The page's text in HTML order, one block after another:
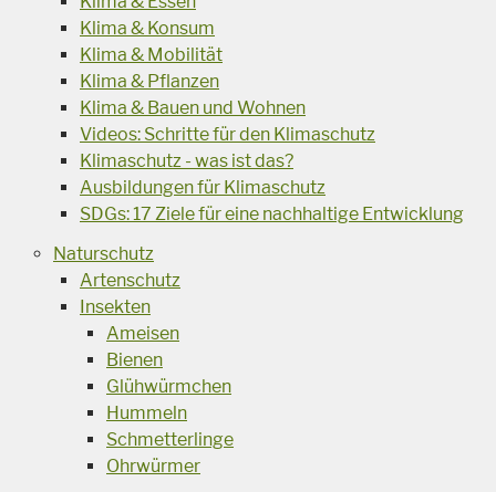
Klima & Konsum
Klima & Mobilität
Klima & Pflanzen
Klima & Bauen und Wohnen
Videos: Schritte für den Klimaschutz
Klimaschutz - was ist das?
Ausbildungen für Klimaschutz
SDGs: 17 Ziele für eine nachhaltige Entwicklung
Naturschutz
Artenschutz
Insekten
Ameisen
Bienen
Glühwürmchen
Hummeln
Schmetterlinge
Ohrwürmer